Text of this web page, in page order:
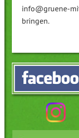
info@gruene-
bringen.